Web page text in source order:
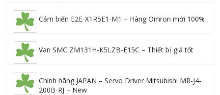
Cảm biến E2E-X1R5E1-M1 – Hàng Omron mới 100%
Van SMC ZM131H-K5LZB-E15C – Thiết bị giá tốt
Chính hãng JAPAN – Servo Driver Mitsubishi MR-J4-
200B-RJ – New